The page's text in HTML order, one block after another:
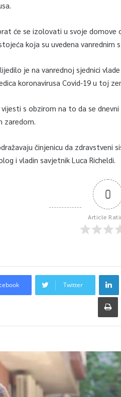
će se izolovati u svoje
koja su uvedena vanrednim
je na vanrednoj sjednici
koronavirusa Covid-19 u toj
s obzirom na to da se
zaredom.
činjenicu da zdravstveni
i vladin savjetnik Luca Richeldi.
0
Article
Twitter